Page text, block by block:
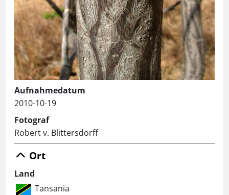
Aufnahmedatum
2010-10-19
Fotograf
Robert v. Blittersdorff
Ort
Land
Tansania